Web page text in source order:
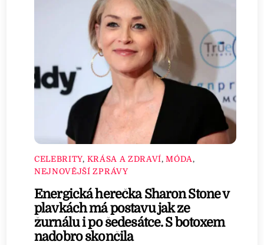
CELEBRITY, KRÁSA A ZDRAVÍ,MÓDA ,
NEJNOVĚJŠÍ ZPRÁVY
Energická herečka Sharon Stone v
plavkách má postavu jak ze
žurnálu i po šedesátce. S botoxem
nadobro skončila